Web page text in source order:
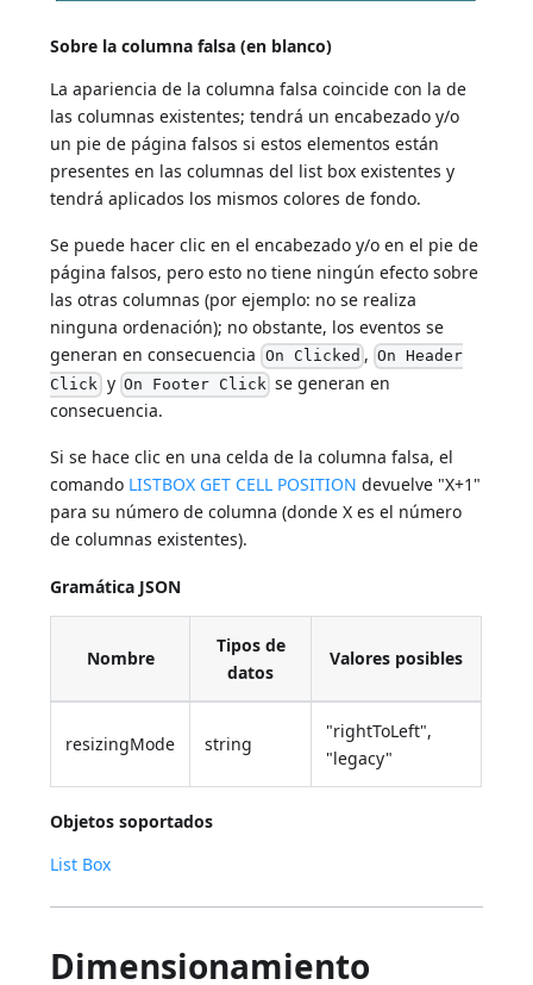
Sobre la columna falsa (en blanco)
La apariencia de la columna falsa coincide con la de
las columnas existentes; tendrá un encabezado y/o
un pie de página falsos si estos elementos están
presentes en las columnas del list box existentes y
tendrá aplicados los mismos colores de fondo.
Se puede hacer clic en el encabezado y/o en el pie de
página falsos, pero esto no tiene ningún efecto sobre
las otras columnas (por ejemplo: no se realiza
ninguna ordenación); no obstante, los eventos se
generan en consecuencia On Clicked , On Header
Click y On Footer Click se generan en
consecuencia.
Si se hace clic en una celda de la columna falsa, el
comando LISTBOX GET CELL POSITION devuelve "X+1"
para su número de columna (donde X es el número
de columnas existentes).
Gramática JSON
Nombre
Tipos de
datos
Valores posibles
resizingMode string
"rightToLeft",
"legacy"
Objetos soportados
List Box
Dimensionamiento